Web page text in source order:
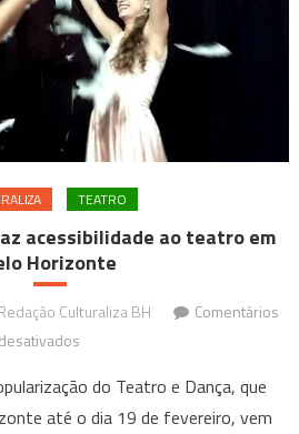
TEATRO
acessibilidade ao teatro em
Horizonte
Culturaliza BH
Comentários
desativados
de
Ana
do Teatro e Dança, que
até o dia 19 de fevereiro, vem